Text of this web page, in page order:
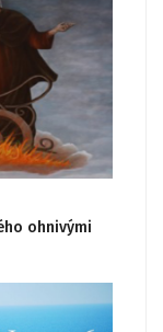
ohnivými